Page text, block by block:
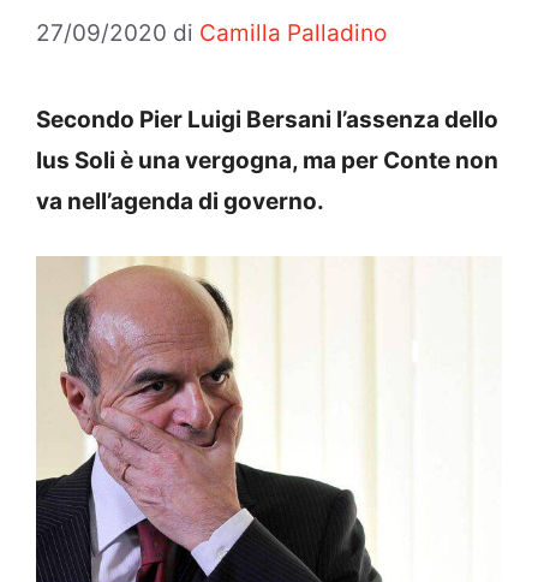
27/09/2020 di Camilla Palladino
Secondo Pier Luigi Bersani l’assenza dello
Ius Soli è una vergogna, ma per Conte non
va nell’agenda di governo.